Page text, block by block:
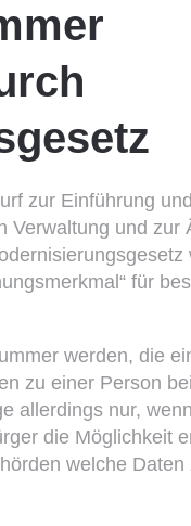
zur Einführung und
Verwaltung und zur
für
werden, die
zu einer Person
allerdings nur,
die Möglichkeit
welche Daten